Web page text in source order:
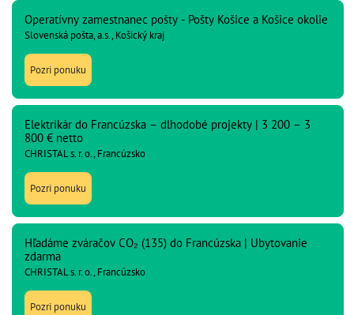
Operatívny zamestnanec pošty - Pošty Košice a Košice okolie
Slovenská pošta, a.s., Košický kraj
Pozri ponuku
Elektrikár do Francúzska – dlhodobé projekty | 3 200 – 3
800 € netto
CHRISTAL s. r. o., Francúzsko
Pozri ponuku
Hľadáme zváračov CO₂ (135) do Francúzska | Ubytovanie
zdarma
CHRISTAL s. r. o., Francúzsko
Pozri ponuku